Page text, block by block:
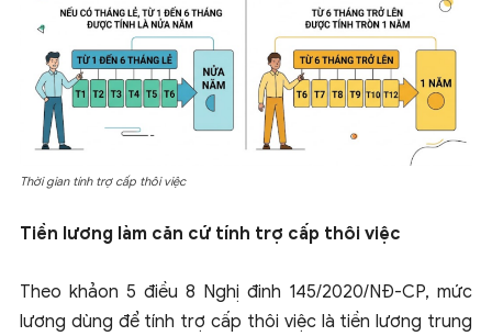
Thời gian tính trợ cấp thôi việc
Tiền lương làm căn cứ tính trợ cấp thôi việc
Theo khảon 5 điều 8 Nghị đinh 145/2020/NĐ-CP, mức
lương dùng để tính trợ cấp thôi việc là tiền lương trung